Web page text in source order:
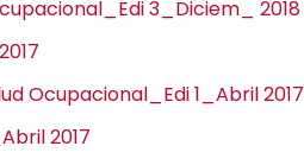
3_Diciem_ 2018
Ocupacional_Edi 1_Abril 2017
2017